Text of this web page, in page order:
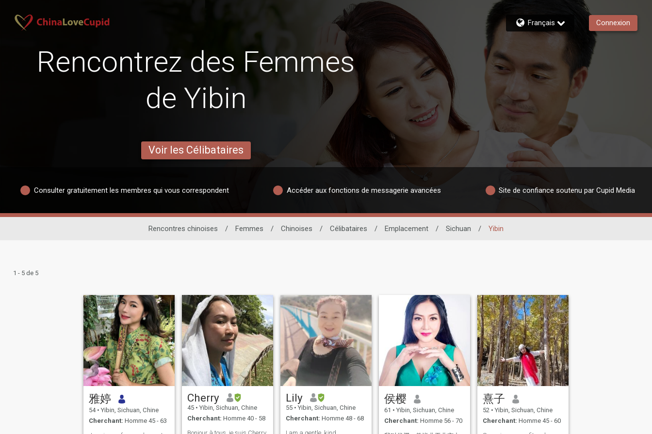
Français Connexion
Rencontrez des Femmes
de Yibin
Voir les Célibataires
Consulter gratuitement les membres qui vous correspondent Accéder aux fonctions de messagerie avancées Site de confiance soutenu par Cupid Media
Rencontres chinoises / Femmes / Chinoises / Célibataires / Emplacement / Sichuan / Yibin
1 - 5 de 5
雅婷
54 • Yibin, Sichuan, Chine
Cherchant: Homme 45 - 63
Cherry
45 • Yibin, Sichuan, Chine
Cherchant: Homme 40 - 58
Lily
55 • Yibin, Sichuan, Chine
Cherchant: Homme 48 - 68
侯樱
61 • Yibin, Sichuan, Chine
Cherchant: Homme 56 - 70
熹子
52 • Yibin, Sichuan, Chine
Cherchant: Homme 45 - 60